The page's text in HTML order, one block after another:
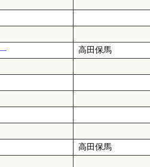
高田保馬
高田保馬